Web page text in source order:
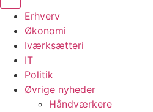
Erhverv
Økonomi
Iværksætteri
IT
Politik
Øvrige nyheder
Håndværkere